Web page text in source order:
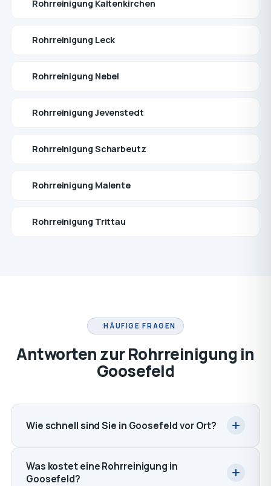
Rohrreinigung Kaltenkirchen
Rohrreinigung Leck
Rohrreinigung Nebel
Rohrreinigung Jevenstedt
Rohrreinigung Scharbeutz
Rohrreinigung Malente
Rohrreinigung Trittau
HÄUFIGE FRAGEN
Antworten zur Rohrreinigung in
Goosefeld
Wie schnell sind Sie in Goosefeld vor Ort?
Was kostet eine Rohrreinigung in
Goosefeld?